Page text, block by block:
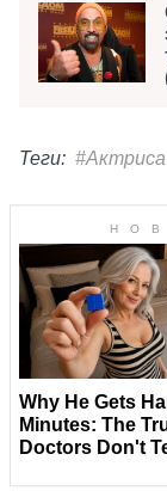
Теги: #Актриса